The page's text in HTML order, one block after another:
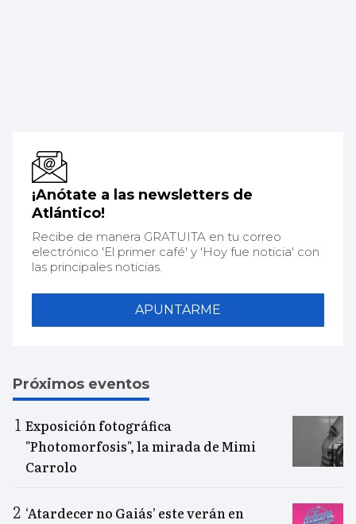
¡Anótate a las newsletters de
Atlántico!
Recibe de manera GRATUITA en tu correo
electrónico 'El primer café' y 'Hoy fue noticia' con
las principales noticias.
APUNTARME
Próximos eventos
Exposición fotográfica
"Photomorfosis", la mirada de Mimi
Carrolo
‘Atardecer no Gaiás’ este verán en